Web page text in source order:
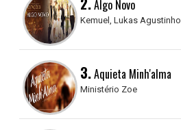
Algo Novo
Kemuel, Lukas Agustinho
3.Aquieta Minh'alma
Ministério Zoe